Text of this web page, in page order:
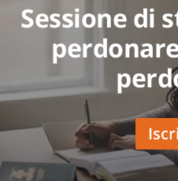
Sessione di